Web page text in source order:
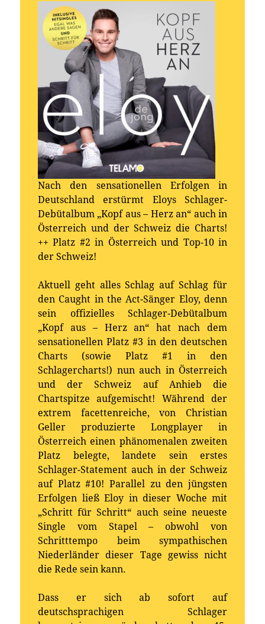
Nach den sensationellen Erfolgen in
Deutschland erstürmt Eloys Schlager-
Debütalbum „Kopf aus – Herz an“ auch in
Österreich und der Schweiz die Charts!
++ Platz #2 in Österreich und Top-10 in
der Schweiz!
Aktuell geht alles Schlag auf Schlag für
den Caught in the Act-Sänger Eloy, denn
sein offizielles Schlager-Debütalbum
„Kopf aus – Herz an“ hat nach dem
sensationellen Platz #3 in den deutschen
Charts (sowie Platz #1 in den
Schlagercharts!) nun auch in Österreich
und der Schweiz auf Anhieb die
Chartspitze aufgemischt! Während der
extrem facettenreiche, von Christian
Geller produzierte Longplayer in
Österreich einen phänomenalen zweiten
Platz belegte, landete sein erstes
Schlager-Statement auch in der Schweiz
auf Platz #10! Parallel zu den jüngsten
Erfolgen ließ Eloy in dieser Woche mit
„Schritt für Schritt“ auch seine neueste
Single vom Stapel – obwohl von
Schritttempo beim sympathischen
Niederländer dieser Tage gewiss nicht
die Rede sein kann.
Dass er sich ab sofort auf
deutschsprachigen Schlager